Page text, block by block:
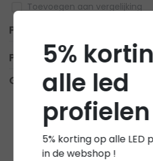
Toevoegen aan vergelijking
Productomschrijving
Product informatie
Gerelateerde producten
5%
alle led
profielen
5% korting op alle LED
in de webshop !